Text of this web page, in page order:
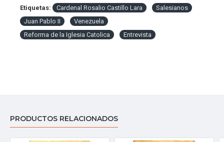
Etiquetas: Cardenal Rosalio Castillo Lara
Salesianos
Juan Pablo II
Venezuela
Reforma de la Iglesia Catolica
Entrevista
PRODUCTOS RELACIONADOS